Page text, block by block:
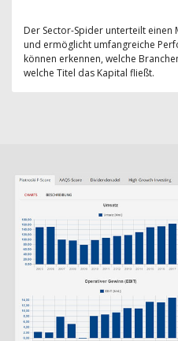
Der Sector-Spider unterteilt einen
und ermöglicht umfangreiche
können erkennen, welche
welche Titel das Kapital fließt.